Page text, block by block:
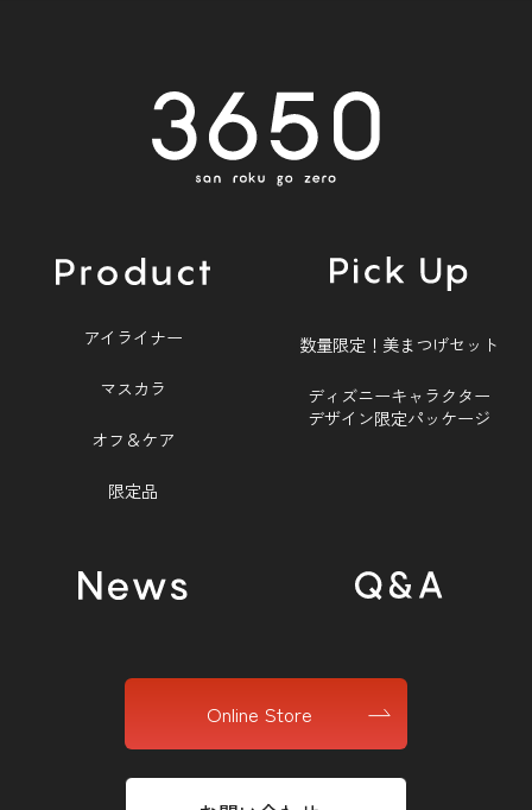
アイライナー
マスカラ
オフ＆ケア
限定品
数量限定！美まつげセット
ディズニーキャラクター
デザイン限定パッケージ
Online Store